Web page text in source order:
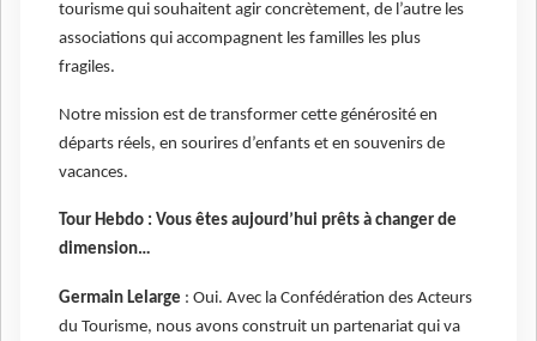
tourisme qui souhaitent agir concrètement, de l’autre les
associations qui accompagnent les familles les plus
fragiles.
Notre mission est de transformer cette générosité en
départs réels, en sourires d’enfants et en souvenirs de
vacances.
Tour Hebdo : Vous êtes aujourd’hui prêts à changer de
dimension…
Germain Lelarge : Oui. Avec la Confédération des Acteurs
du Tourisme, nous avons construit un partenariat qui va